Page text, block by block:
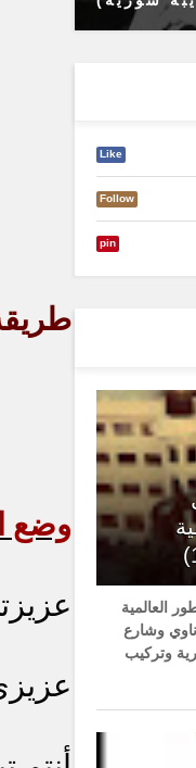
وضع
Like
Follow
pin
العالمية
صيدناوي وشارع
وتركيب